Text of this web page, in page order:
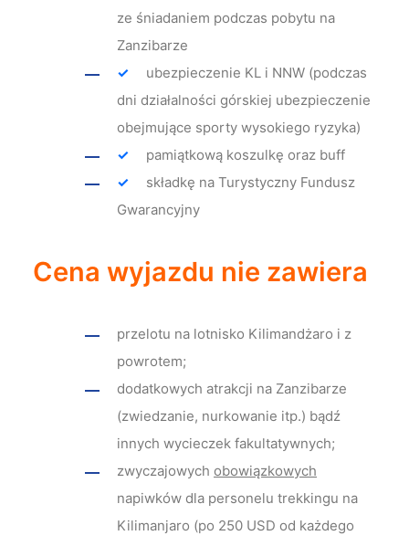
ze śniadaniem podczas pobytu na
Zanzibarze
ubezpieczenie KL i NNW (podczas
dni działalności górskiej ubezpieczenie
obejmujące sporty wysokiego ryzyka)
pamiątkową koszulkę oraz buff
składkę na Turystyczny Fundusz
Gwarancyjny
Cena wyjazdu nie zawiera
przelotu na lotnisko Kilimandżaro i z
powrotem;
dodatkowych atrakcji na Zanzibarze
(zwiedzanie, nurkowanie itp.) bądź
innych wycieczek fakultatywnych;
zwyczajowych obowiązkowych
napiwków dla personelu trekkingu na
Kilimanjaro (po 250 USD od każdego